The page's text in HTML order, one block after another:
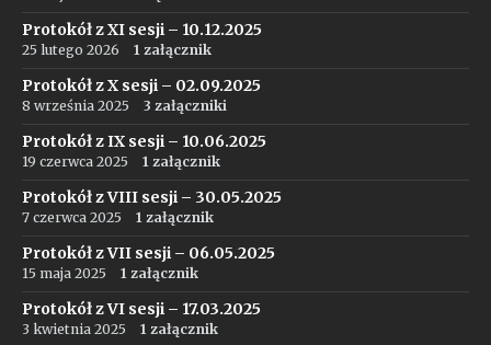
Protokół z XI sesji – 10.12.2025
25 lutego 2026 1 załącznik
Protokół z X sesji – 02.09.2025
8 września 2025 3 załączniki
Protokół z IX sesji – 10.06.2025
19 czerwca 2025 1 załącznik
Protokół z VIII sesji – 30.05.2025
7 czerwca 2025 1 załącznik
Protokół z VII sesji – 06.05.2025
15 maja 2025 1 załącznik
Protokół z VI sesji – 17.03.2025
3 kwietnia 2025 1 załącznik